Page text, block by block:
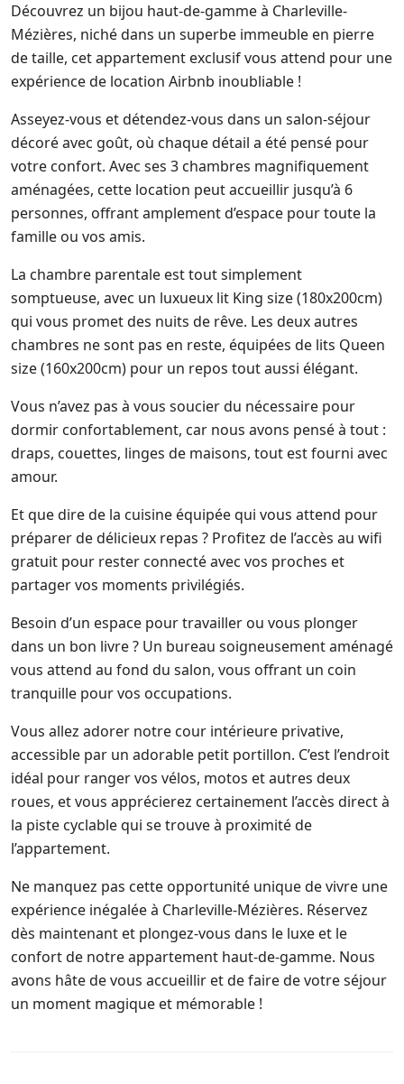
Découvrez un bijou haut-de-gamme à Charleville-
Mézières, niché dans un superbe immeuble en pierre
de taille, cet appartement exclusif vous attend pour une
expérience de location Airbnb inoubliable !
Asseyez-vous et détendez-vous dans un salon-séjour
décoré avec goût, où chaque détail a été pensé pour
votre confort. Avec ses 3 chambres magnifiquement
aménagées, cette location peut accueillir jusqu’à 6
personnes, offrant amplement d’espace pour toute la
famille ou vos amis.
La chambre parentale est tout simplement
somptueuse, avec un luxueux lit King size (180x200cm)
qui vous promet des nuits de rêve. Les deux autres
chambres ne sont pas en reste, équipées de lits Queen
size (160x200cm) pour un repos tout aussi élégant.
Vous n’avez pas à vous soucier du nécessaire pour
dormir confortablement, car nous avons pensé à tout :
draps, couettes, linges de maisons, tout est fourni avec
amour.
Et que dire de la cuisine équipée qui vous attend pour
préparer de délicieux repas ? Profitez de l’accès au wifi
gratuit pour rester connecté avec vos proches et
partager vos moments privilégiés.
Besoin d’un espace pour travailler ou vous plonger
dans un bon livre ? Un bureau soigneusement aménagé
vous attend au fond du salon, vous offrant un coin
tranquille pour vos occupations.
Vous allez adorer notre cour intérieure privative,
accessible par un adorable petit portillon. C’est l’endroit
idéal pour ranger vos vélos, motos et autres deux
roues, et vous apprécierez certainement l’accès direct à
la piste cyclable qui se trouve à proximité de
l’appartement.
Ne manquez pas cette opportunité unique de vivre une
expérience inégalée à Charleville-Mézières. Réservez
dès maintenant et plongez-vous dans le luxe et le
confort de notre appartement haut-de-gamme. Nous
avons hâte de vous accueillir et de faire de votre séjour
un moment magique et mémorable !